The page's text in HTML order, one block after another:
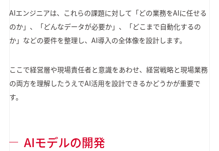
AIエンジニアは、これらの課題に対して「どの業務をAIに任せる
のか」、「どんなデータが必要か」、「どこまで自動化するの
か」などの要件を整理し、AI導入の全体像を設計します。
ここで経営層や現場責任者と意識をあわせ、経営戦略と現場業務
の両方を理解したうえでAI活用を設計できるかどうかが重要で
す。
AIモデルの開発